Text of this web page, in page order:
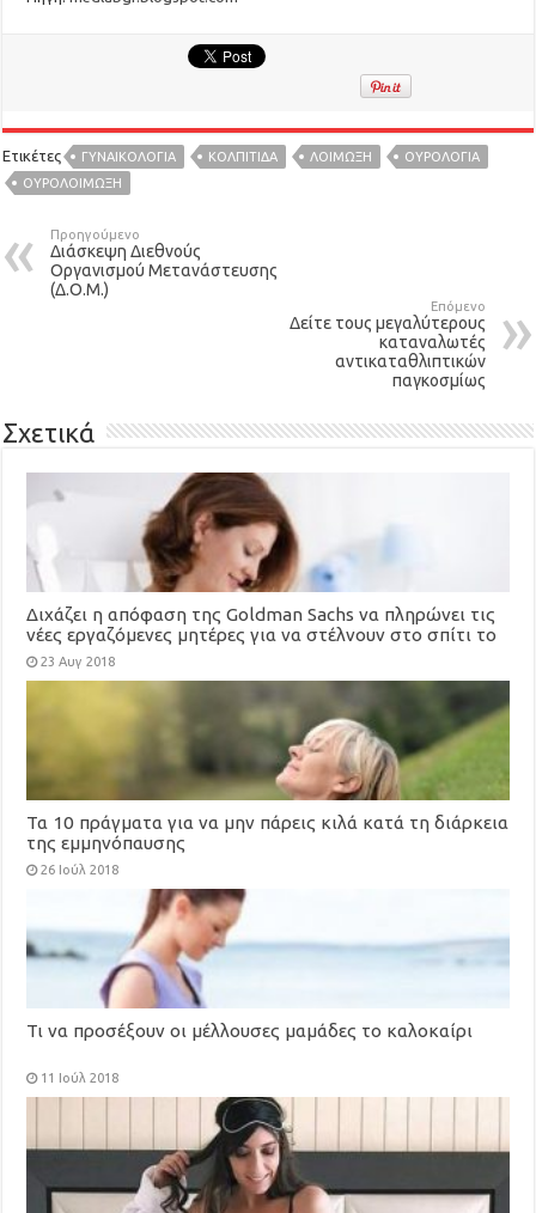
Ετικέτες ΓΥΝΑΙΚΟΛΟΓΙΑ ΚΟΛΠΙΤΙΔΑ ΛΟΊΜΩΞΗ
ΟΥΡΟΛΟΓΙΑ
ΟΥΡΟΛΟΙΜΩΞΗ
Προηγούμενο
Διάσκεψη Διεθνούς
Οργανισμού Μετανάστευσης
(Δ.Ο.Μ.)
Επόμενο
Δείτε τους μεγαλύτερους
καταναλωτές
αντικαταθλιπτικών
παγκοσμίως
Σχετικά
Διχάζει η απόφαση της Goldman Sachs να πληρώνει τις
νέες εργαζόμενες μητέρες για να στέλνουν στο σπίτι το
μητρικό γάλα
23 Αυγ 2018
Τα 10 πράγματα για να μην πάρεις κιλά κατά τη διάρκεια
της εμμηνόπαυσης
26 Ιούλ 2018
Τι να προσέξουν οι μέλλουσες μαμάδες το καλοκαίρι
11 Ιούλ 2018